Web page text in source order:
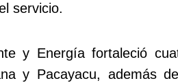
servicio.
y Energía fortaleció
y Pacayacu, además